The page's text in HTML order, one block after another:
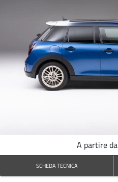
A partire da
SCHEDA TECNICA